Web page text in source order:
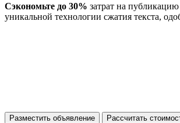
Сэкономьте до 30% затрат на публикацию
уникальной технологии сжатия текста,
Разместить объявление Рассчитать